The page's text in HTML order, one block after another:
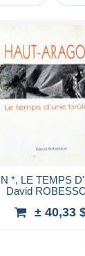
mit Geboten
ohne Gebote
*, LE TEMPS
David
± 40,33